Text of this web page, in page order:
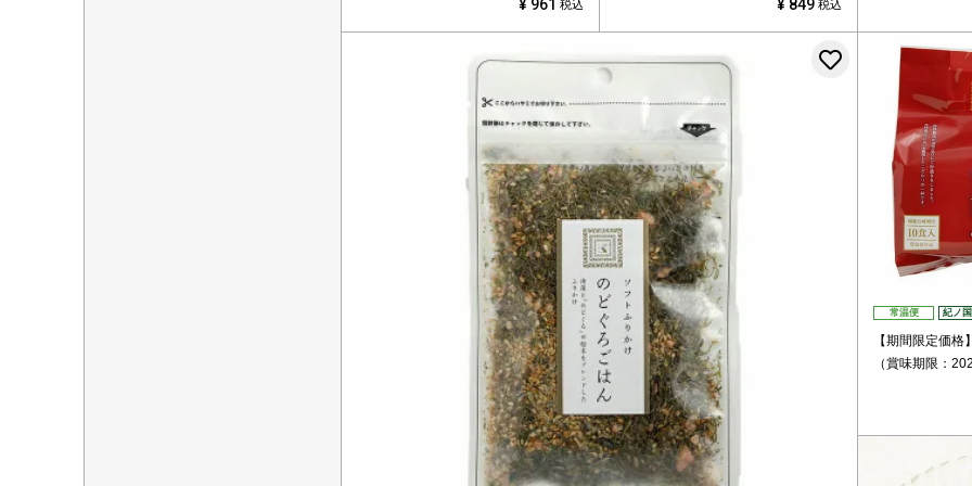
¥ 961 税込 ¥ 849 税込
お気に入りに
常温便 紀ノ
【期間限定価
（賞味期限：